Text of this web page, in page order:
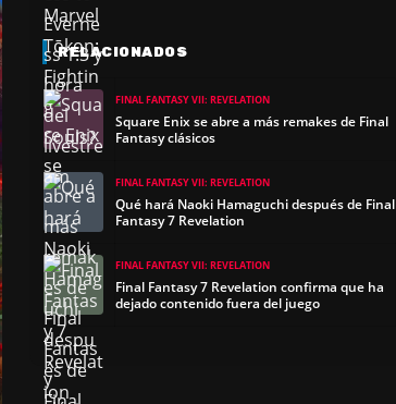
RELACIONADOS
FINAL FANTASY VII: REVELATION
Square Enix se abre a más remakes de Final
Fantasy clásicos
FINAL FANTASY VII: REVELATION
Qué hará Naoki Hamaguchi después de Final
Fantasy 7 Revelation
FINAL FANTASY VII: REVELATION
Final Fantasy 7 Revelation confirma que ha
dejado contenido fuera del juego